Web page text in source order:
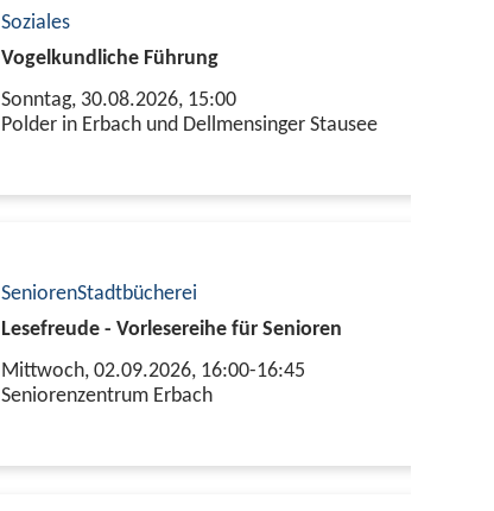
Soziales
Vogelkundliche Führung
Sonntag, 30.08.2026, 15:00
Polder in Erbach und Dellmensinger Stausee
SeniorenStadtbücherei
Lesefreude - Vorlesereihe für Senioren
Mittwoch, 02.09.2026, 16:00-16:45
Seniorenzentrum Erbach